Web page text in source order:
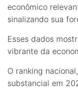
econômico
sinalizando sua
Esses dados
vibrante da
O ranking
substancial em